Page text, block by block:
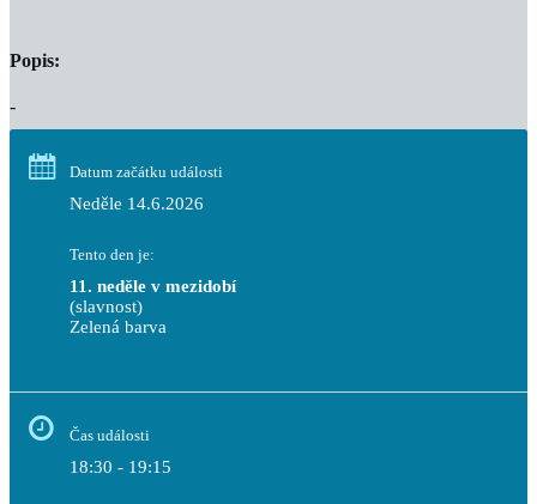
Popis:
-
Datum začátku události
Neděle 14.6.2026
Tento den je:
11. neděle v mezidobí
(slavnost)
Zelená barva
Čas události
18:30 - 19:15